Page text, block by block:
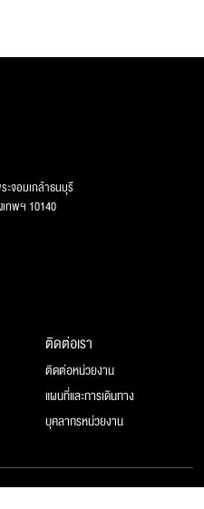
ะจอมเกล้าธนบุรี
ทพฯ 10140
ติดต่อเรา
ติดต่อหน่วยงาน
แผนที่และการเดินทาง
บุคลากรหน่วยงาน